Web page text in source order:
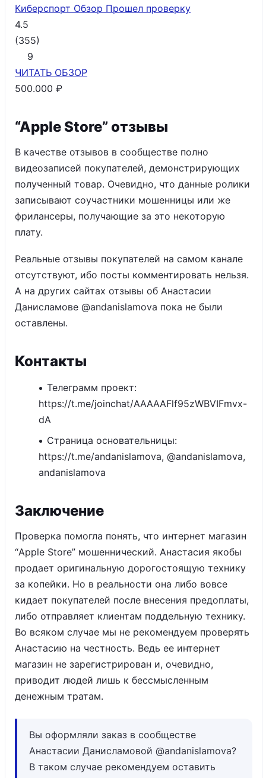
Киберспорт Обзор Прошел проверку
4.5
(355)
9
ЧИТАТЬ ОБЗОР
500.000 ₽
“Apple Store” отзывы
В качестве отзывов в сообществе полно
видеозаписей покупателей, демонстрирующих
полученный товар. Очевидно, что данные ролики
записывают соучастники мошенницы или же
фрилансеры, получающие за это некоторую
плату.
Реальные отзывы покупателей на самом канале
отсутствуют, ибо посты комментировать нельзя.
А на других сайтах отзывы об Анастасии
Данисламове @andanislamova пока не были
оставлены.
Контакты
Телеграмм проект:
https://t.me/joinchat/AAAAAFlf95zWBVIFmvx-
dA
Страница основательницы:
https://t.me/andanislamova, @andanislamova,
andanislamova
Заключение
Проверка помогла понять, что интернет магазин
“Apple Store” мошеннический. Анастасия якобы
продает оригинальную дорогостоящую технику
за копейки. Но в реальности она либо вовсе
кидает покупателей после внесения предоплаты,
либо отправляет клиентам поддельную технику.
Во всяком случае мы не рекомендуем проверять
Анастасию на честность. Ведь ее интернет
магазин не зарегистрирован и, очевидно,
приводит людей лишь к бессмысленным
денежным тратам.
Вы оформляли заказ в сообществе
Анастасии Данисламовой @andanislamova?
В таком случае рекомендуем оставить